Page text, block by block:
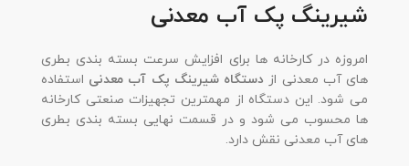
شیرینگ پک آب معدنی
امروزه در کارخانه ها برای افزایش سرعت بسته بندی بطری
های آب معدنی از دستگاه شیرینگ پک آب معدنی استفاده
می شود. این دستگاه از مهمترین تجهیزات صنعتی کارخانه
ها محسوب می شود و در قسمت نهایی بسته بندی بطری
های آب معدنی نقش دارد.